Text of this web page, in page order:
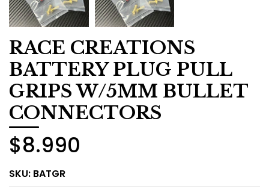
RACE CREATIONS
BATTERY PLUG PULL
GRIPS W/5MM BULLET
CONNECTORS
$8.990
SKU: BATGR